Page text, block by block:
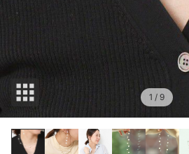
1 / 9